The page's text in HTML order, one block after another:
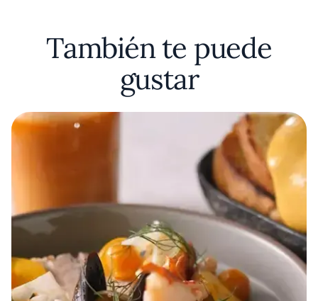
También te puede
gustar